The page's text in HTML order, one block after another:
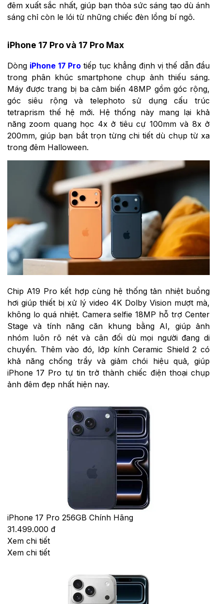
đêm xuất sắc nhất, giúp bạn thỏa sức sáng tạo dù ánh
sáng chỉ còn le lói từ những chiếc đèn lồng bí ngô.
iPhone 17 Pro và 17 Pro Max
Dòng iPhone 17 Pro tiếp tục khẳng định vị thế dẫn đầu
trong phân khúc smartphone chụp ảnh thiếu sáng.
Máy được trang bị ba cảm biến 48MP gồm góc rộng,
góc siêu rộng và telephoto sử dụng cấu trúc
tetraprism thế hệ mới. Hệ thống này mang lại khả
năng zoom quang học 4x ở tiêu cự 100mm và 8x ở
200mm, giúp bạn bắt trọn từng chi tiết dù chụp từ xa
trong đêm Halloween.
Chip A19 Pro kết hợp cùng hệ thống tản nhiệt buồng
hơi giúp thiết bị xử lý video 4K Dolby Vision mượt mà,
không lo quá nhiệt. Camera selfie 18MP hỗ trợ Center
Stage và tính năng căn khung bằng AI, giúp ảnh
nhóm luôn rõ nét và cân đối dù mọi người đang di
chuyển. Thêm vào đó, lớp kính Ceramic Shield 2 có
khả năng chống trầy và giảm chói hiệu quả, giúp
iPhone 17 Pro tự tin trở thành chiếc điện thoại chụp
ảnh đêm đẹp nhất hiện nay.
iPhone 17 Pro 256GB Chính Hãng
31.499.000 đ
Xem chi tiết
Xem chi tiết